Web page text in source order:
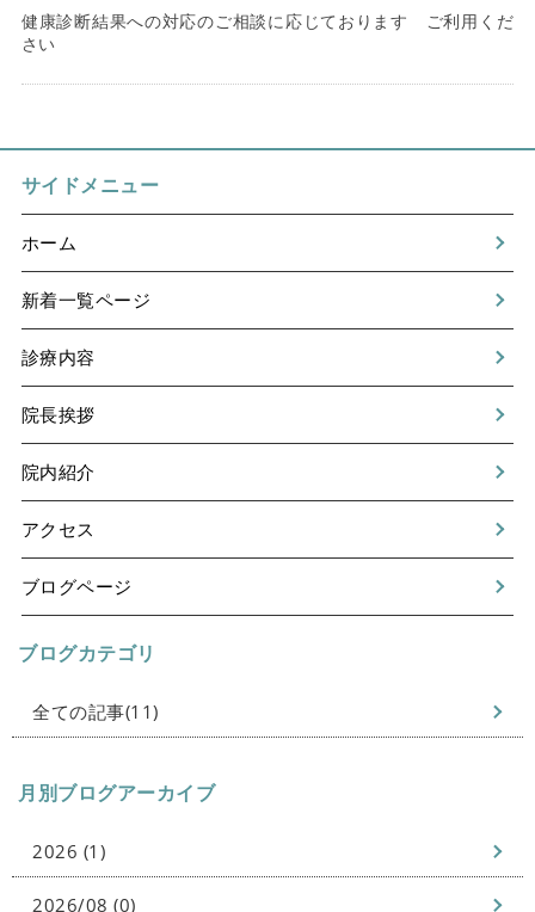
健康診断結果への対応のご相談に応じております ご利用くだ
さい
サイドメニュー
ホーム
新着一覧ページ
診療内容
院長挨拶
院内紹介
アクセス
ブログページ
ブログカテゴリ
全ての記事(11)
月別ブログアーカイブ
2026 (1)
2026/08 (0)